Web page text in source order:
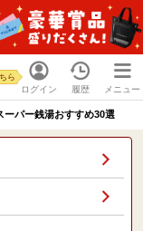
ログイン
ら
履歴 メニュー
ーパー銭湯おすすめ30選